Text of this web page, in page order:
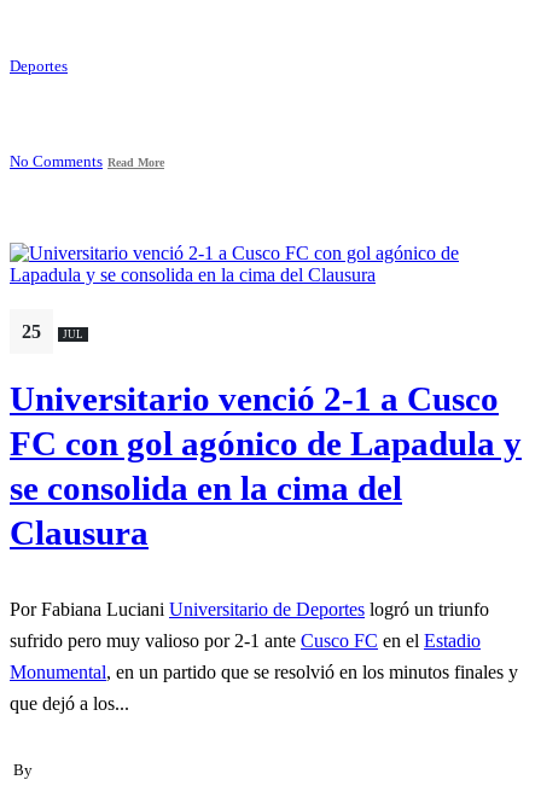
Deportes
No Comments Read More
25 JUL
Universitario venció 2-1 a Cusco
FC con gol agónico de Lapadula y
se consolida en la cima del
Clausura
Por Fabiana Luciani Universitario de Deportes logró un triunfo
sufrido pero muy valioso por 2-1 ante Cusco FC en el Estadio
Monumental, en un partido que se resolvió en los minutos finales y
que dejó a los...
By